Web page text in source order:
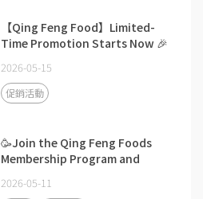
【Qing Feng Food】Limited-
Time Promotion Starts Now 🎉
2026-05-15
促銷活動
🥳Join the Qing Feng Foods
Membership Program and
benefits!
2026-05-11